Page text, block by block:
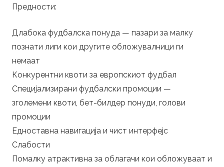
Предности:
Длабока фудбалска понуда — пазари за малку
познати лиги кои другите обложувалници ги
немаат
Конкурентни квоти за европскиот фудбал
Специјализирани фудбалски промоции —
зголемени квоти, бет-билдер понуди, голови
промоции
Едноставна навигација и чист интерфејс
Слабости
Помалку атрактивна за облагачи кои обложуваат и